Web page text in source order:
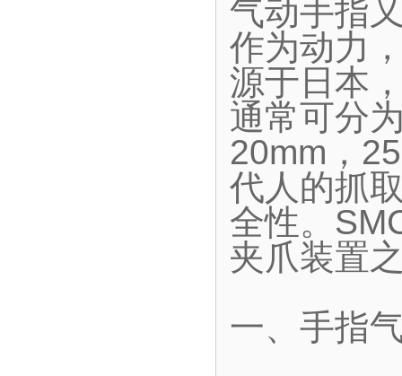
气动手指
作为动力
源于日本
通常可分
20mm，
代人的抓
全性。
夹爪装置
一、手指